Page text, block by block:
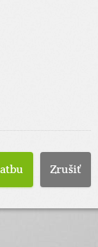
Zrušiť